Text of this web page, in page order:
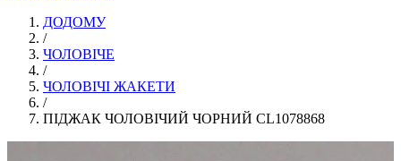
ДОДОМУ
/
ЧОЛОВІЧЕ
/
ЧОЛОВІЧІ ЖАКЕТИ
/
ПІДЖАК ЧОЛОВІЧИЙ ЧОРНИЙ CL1078868